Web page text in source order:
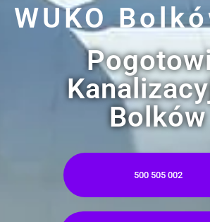
WUKO
Bolków
500 505 002